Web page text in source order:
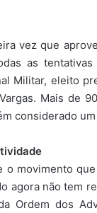
vez que
as
Militar, eleito
Mais de
considerado
o movimento
agora não tem
Ordem dos